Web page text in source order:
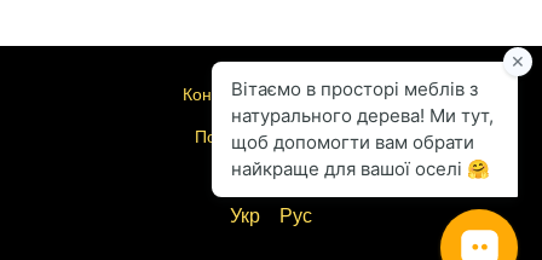
Контактна інформація
Повна версія сайту
© 2004-2026
Укр Рус